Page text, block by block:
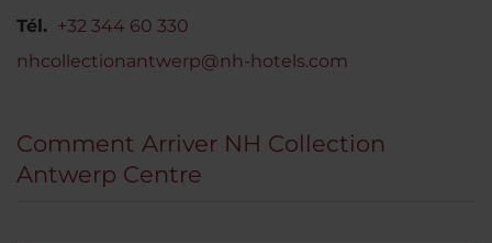
Tél. +32 344 60 330
nhcollectionantwerp@nh-hotels.com
Comment Arriver NH Collection
Antwerp Centre